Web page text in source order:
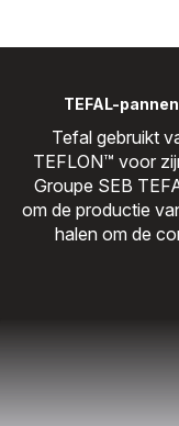
TEFAL-
Tefal gebruikt
TEFLON™ voor
Groupe SEB
om de productie
halen om de